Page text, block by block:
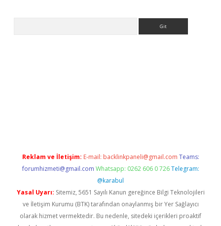
Reklam ve İletişim: E-mail: backlinkpaneli@gmail.com Teams:
forumhizmeti@gmail.com Whatsapp: 0262 606 0 726 Telegram:
@karabul
Yasal Uyarı: Sitemiz, 5651 Sayılı Kanun gereğince Bilgi Teknolojileri
ve İletişim Kurumu (BTK) tarafından onaylanmış bir Yer Sağlayıcı
olarak hizmet vermektedir. Bu nedenle, sitedeki içerikleri proaktif